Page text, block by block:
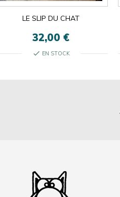
LE SLIP DU CHAT
32,00 €
check EN STOCK